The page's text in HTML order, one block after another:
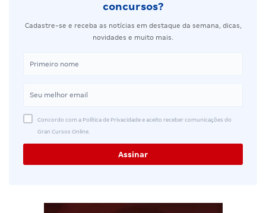
concursos?
Cadastre-se e receba as notícias em destaque da semana, dicas,
novidades e muito mais.
Concordo com a Política de Privacidade e aceito receber comunicações do
Gran Cursos Online.